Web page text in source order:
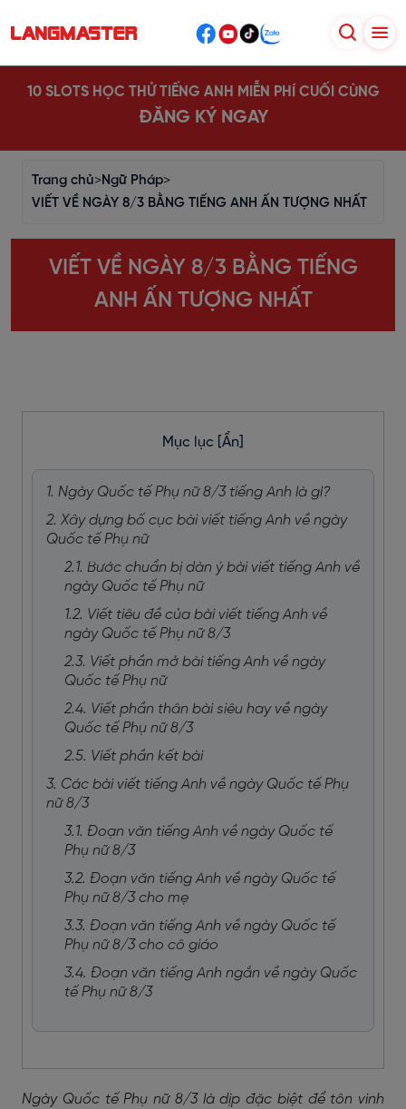
10 SLOTS HỌC THỬ TIẾNG ANH MIỄN PHÍ CUỐI CÙNG
ĐĂNG KÝ NGAY
Trang chủ>Ngữ Pháp>
VIẾT VỀ NGÀY 8/3 BẰNG TIẾNG ANH ẤN TƯỢNG NHẤT
VIẾT VỀ NGÀY 8/3 BẰNG TIẾNG
ANH ẤN TƯỢNG NHẤT
Mục lục [Ẩn]
1. Ngày Quốc tế Phụ nữ 8/3 tiếng Anh là gì?
2. Xây dựng bố cục bài viết tiếng Anh về ngày
Quốc tế Phụ nữ
2.1. Bước chuẩn bị dàn ý bài viết tiếng Anh về
ngày Quốc tế Phụ nữ
1.2. Viết tiêu đề của bài viết tiếng Anh về
ngày Quốc tế Phụ nữ 8/3
2.3. Viết phần mở bài tiếng Anh về ngày
Quốc tế Phụ nữ
2.4. Viết phần thân bài siêu hay về ngày
Quốc tế Phụ nữ 8/3
2.5. Viết phần kết bài
3. Các bài viết tiếng Anh về ngày Quốc tế Phụ
nữ 8/3
3.1. Đoạn văn tiếng Anh về ngày Quốc tế
Phụ nữ 8/3
3.2. Đoạn văn tiếng Anh về ngày Quốc tế
Phụ nữ 8/3 cho mẹ
3.3. Đoạn văn tiếng Anh về ngày Quốc tế
Phụ nữ 8/3 cho cô giáo
3.4. Đoạn văn tiếng Anh ngắn về ngày Quốc
tế Phụ nữ 8/3
Ngày Quốc tế Phụ nữ 8/3 là dịp đặc biệt để tôn vinh